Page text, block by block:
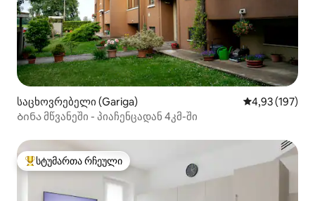
საცხოვრებელი (Gariga) საშუალო
4,93 (197)
Ბინა მწვანეში - პიაჩენცადან 4კმ-ში
სტუმართა რჩეული მოწინავე ვარიანტი
სტუმართა რჩეული